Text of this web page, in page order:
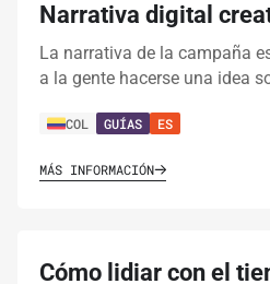
Narrativa digital
La narrativa de la campaña
a la gente hacerse una idea
COL GUÍAS ES
MÁS INFORMACIÓN
Cómo lidiar con el